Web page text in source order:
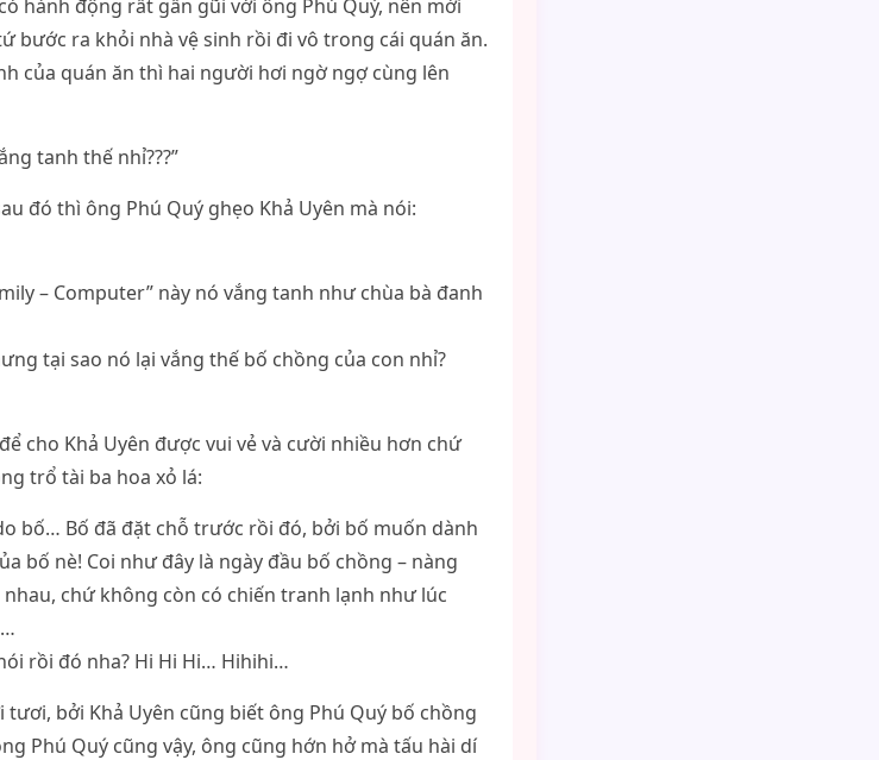
hành động rất gần gũi với ông Phú Quý, nên mới
bước ra khỏi nhà vệ sinh rồi đi vô trong cái quán ăn.
của quán ăn thì hai người hơi ngờ ngợ cùng lên
tanh thế nhỉ???”
đó thì ông Phú Quý ghẹo Khả Uyên mà nói:
– Computer” này nó vắng tanh như chùa bà đanh
tại sao nó lại vắng thế bố chồng của con nhỉ?
cho Khả Uyên được vui vẻ và cười nhiều hơn chứ
trổ tài ba hoa xỏ lá:
bố… Bố đã đặt chỗ trước rồi đó, bởi bố muốn dành
bố nè! Coi như đây là ngày đầu bố chồng – nàng
chứ không còn có chiến tranh lạnh như lúc
rồi đó nha? Hi Hi Hi… Hihihi…
bởi Khả Uyên cũng biết ông Phú Quý bố chồng
Phú Quý cũng vậy, ông cũng hớn hở mà tấu hài dí